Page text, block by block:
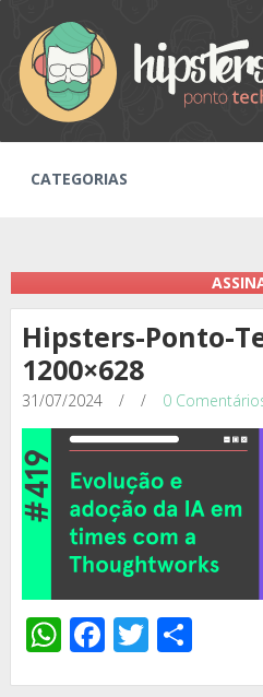
CATEGORIAS
Hipsters-Ponto-
1200×628
31/07/2024 / / 0
WhatsApp
Facebook
Twitter